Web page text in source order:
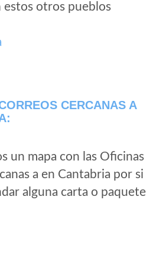
otros pueblos
CERCANAS A
un mapa con las Oficinas
a en Cantabria por si
alguna carta o paquete